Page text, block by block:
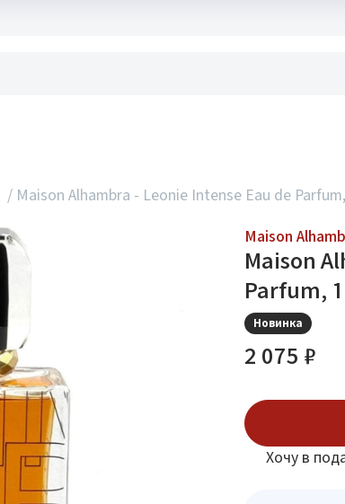
/ Maison Alhambra - Leonie Intense Eau de
Maison
Maison
Parfum,
Новинка
2 075 ₽
Хочу в